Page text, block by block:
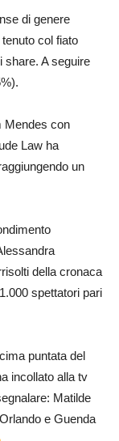
di genere
col fiato
share. A seguire
Mendes con
Law ha
un
della cronaca
spettatori pari
puntata del
incollato alla tv
Matilde
e Guenda